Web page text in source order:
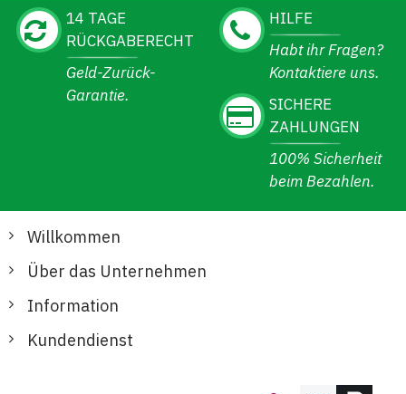
14 TAGE
RÜCKGABERECHT
Geld-Zurück-
Garantie.
HILFE
Habt ihr Fragen?
Kontaktiere uns.
SICHERE
ZAHLUNGEN
100% Sicherheit
beim Bezahlen.
Willkommen
Über das Unternehmen
Information
Kundendienst